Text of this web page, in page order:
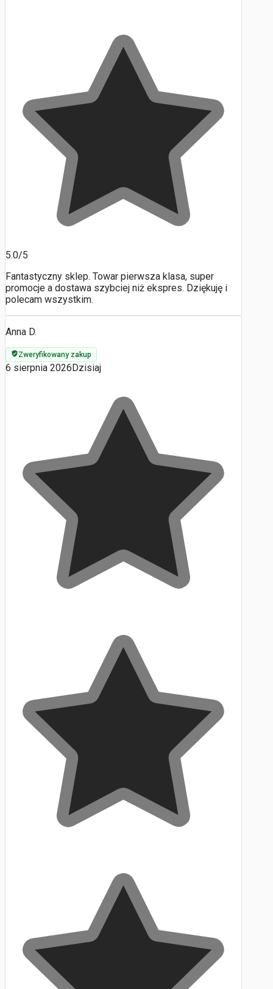
5.0/5
Fantastyczny sklep. Towar pierwsza klasa, super
promocje a dostawa szybciej niż ekspres. Dziękuję i
polecam wszystkim.
Anna D.
Zweryfikowany zakup
6 sierpnia 2026 Dzisiaj